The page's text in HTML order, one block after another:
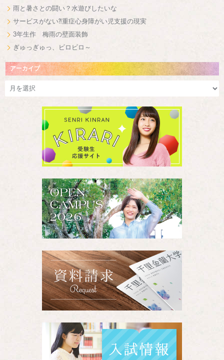
雨と暑さとの闘い？水遊びしたいな
サービスがない⁈重症心身障がい児支援の現実
3年生作 梅雨の壁面装飾
ぎゅっぎゅっ、ビロビロ～
アーカイブ